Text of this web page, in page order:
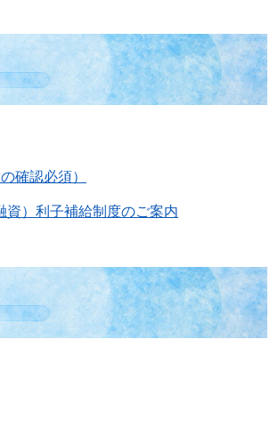
確認必須）
資）利子補給制度のご案内